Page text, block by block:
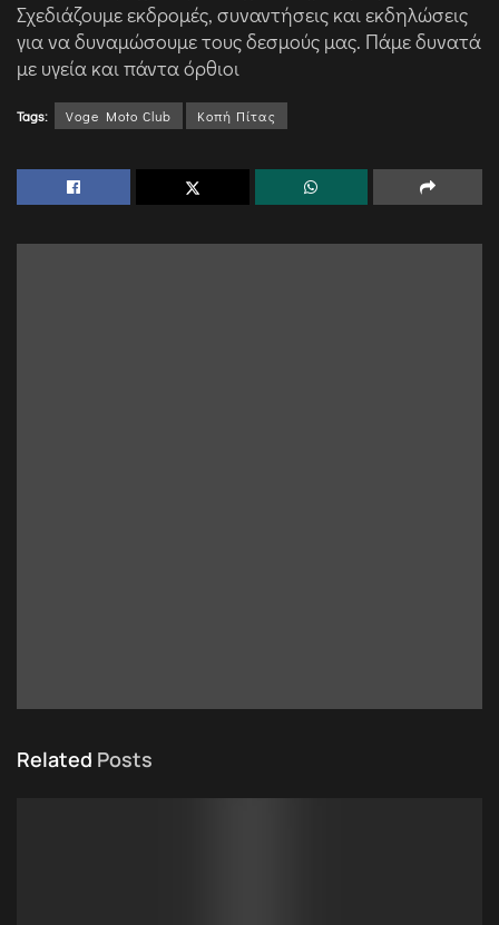
Σχεδιάζουμε εκδρομές, συναντήσεις και εκδηλώσεις
για να δυναμώσουμε τους δεσμούς μας. Πάμε δυνατά
με υγεία και πάντα όρθιοι
Tags: Voge Moto Club Κοπή Πίτας
Related Posts